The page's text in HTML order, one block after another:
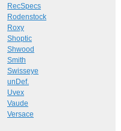
RecSpecs
Rodenstock
Roxy
Shoptic
Shwood
Smith
Swisseye
unDef.
Uvex
Vaude
Versace